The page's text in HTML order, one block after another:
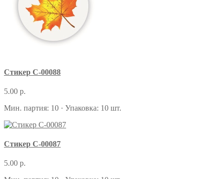
Стикер С-00088
5.00 р.
Мин. партия: 10 · Упаковка: 10 шт.
Стикер С-00087
5.00 р.